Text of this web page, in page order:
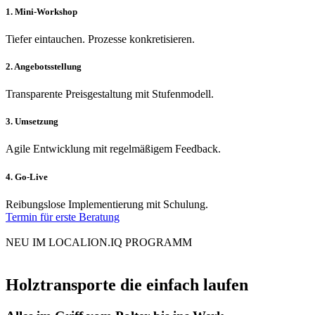
1. Mini-Workshop
Tiefer eintauchen. Prozesse konkretisieren.
2. Angebotsstellung
Transparente Preisgestaltung mit Stufenmodell.
3. Umsetzung
Agile Entwicklung mit regelmäßigem Feedback.
4. Go-Live
Reibungslose Implementierung mit Schulung.
Termin für erste Beratung
NEU IM LOCALION.IQ PROGRAMM
Holztransporte die einfach laufen